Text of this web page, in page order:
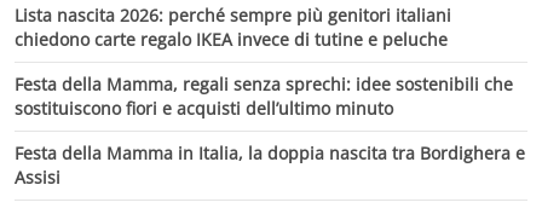
Lista nascita 2026: perché sempre più genitori italiani
chiedono carte regalo IKEA invece di tutine e peluche
Festa della Mamma, regali senza sprechi: idee sostenibili che
sostituiscono fiori e acquisti dell’ultimo minuto
Festa della Mamma in Italia, la doppia nascita tra Bordighera e
Assisi